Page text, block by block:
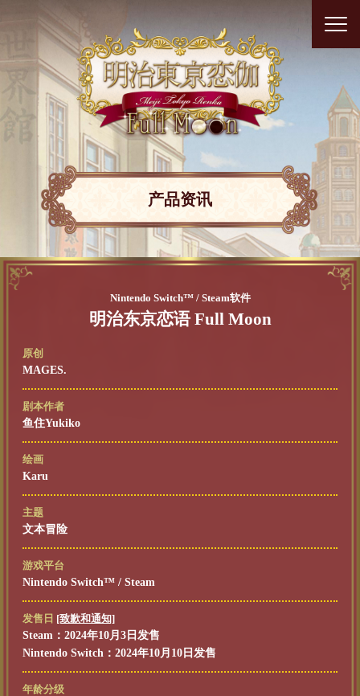
产品资讯
Nintendo Switch™ / Steam软件
明治东京恋语 Full Moon
原创
MAGES.
剧本作者
鱼住Yukiko
绘画
Karu
主题
文本冒险
游戏平台
Nintendo Switch™ / Steam
发售日 [致歉和通知]
Steam：2024年10月3日 发售
Nintendo Switch：2024年10月10日 发售
年龄分级